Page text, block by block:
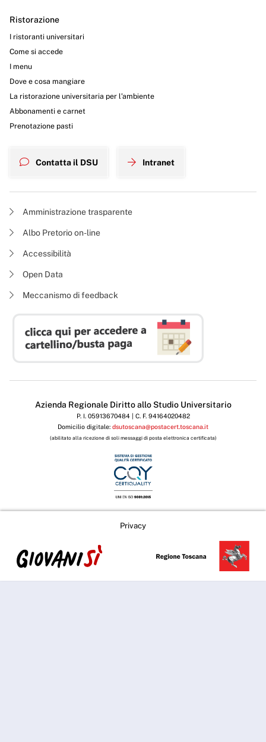
Ristorazione
I ristoranti universitari
Come si accede
I menu
Dove e cosa mangiare
La ristorazione universitaria per l’ambiente
Abbonamenti e carnet
Prenotazione pasti
Contatta il DSU Intranet
Amministrazione trasparente
Albo Pretorio on-line
Accessibilità
Open Data
Meccanismo di feedback
Azienda Regionale Diritto allo Studio Universitario
P. I. 05913670484 | C. F. 94164020482
Domicilio digitale: dsutoscana@postacert.toscana.it
(abilitato alla ricezione di soli messaggi di posta elettronica certificata)
Privacy